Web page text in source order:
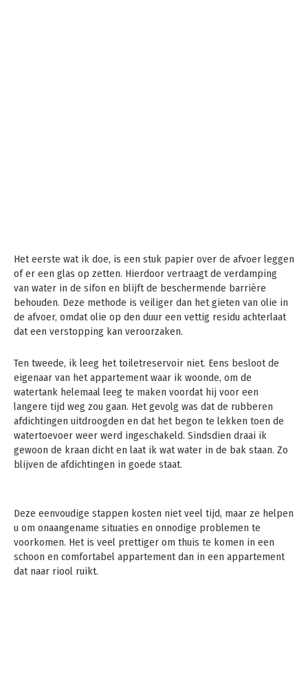
Het eerste wat ik doe, is een stuk papier over de afvoer leggen
of er een glas op zetten. Hierdoor vertraagt ​​de verdamping
van water in de sifon en blijft de beschermende barrière
behouden. Deze methode is veiliger dan het gieten van olie in
de afvoer, omdat olie op den duur een vettig residu achterlaat
dat een verstopping kan veroorzaken.
Ten tweede, ik leeg het toiletreservoir niet. Eens besloot de
eigenaar van het appartement waar ik woonde, om de
watertank helemaal leeg te maken voordat hij voor een
langere tijd weg zou gaan. Het gevolg was dat de rubberen
afdichtingen uitdroogden en dat het begon te lekken toen de
watertoevoer weer werd ingeschakeld. Sindsdien draai ik
gewoon de kraan dicht en laat ik wat water in de bak staan. Zo
blijven de afdichtingen in goede staat.
Deze eenvoudige stappen kosten niet veel tijd, maar ze helpen
u om onaangename situaties en onnodige problemen te
voorkomen. Het is veel prettiger om thuis te komen in een
schoon en comfortabel appartement dan in een appartement
dat naar riool ruikt.